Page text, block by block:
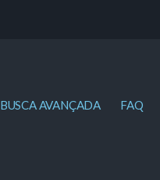
BUSCA AVANÇADA FAQ